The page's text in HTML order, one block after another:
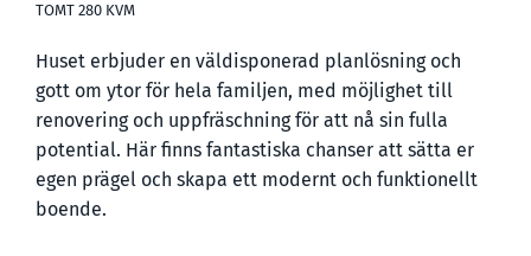
TOMT 280 KVM
Huset erbjuder en väldisponerad planlösning och
gott om ytor för hela familjen, med möjlighet till
renovering och uppfräschning för att nå sin fulla
potential. Här finns fantastiska chanser att sätta er
egen prägel och skapa ett modernt och funktionellt
boende.